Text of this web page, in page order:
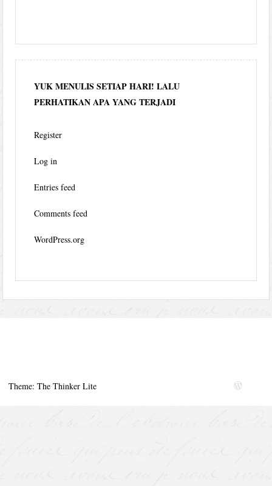
YUK MENULIS SETIAP HARI! LALU
PERHATIKAN APA YANG TERJADI
Register
Log in
Entries feed
Comments feed
WordPress.org
Theme: The Thinker Lite